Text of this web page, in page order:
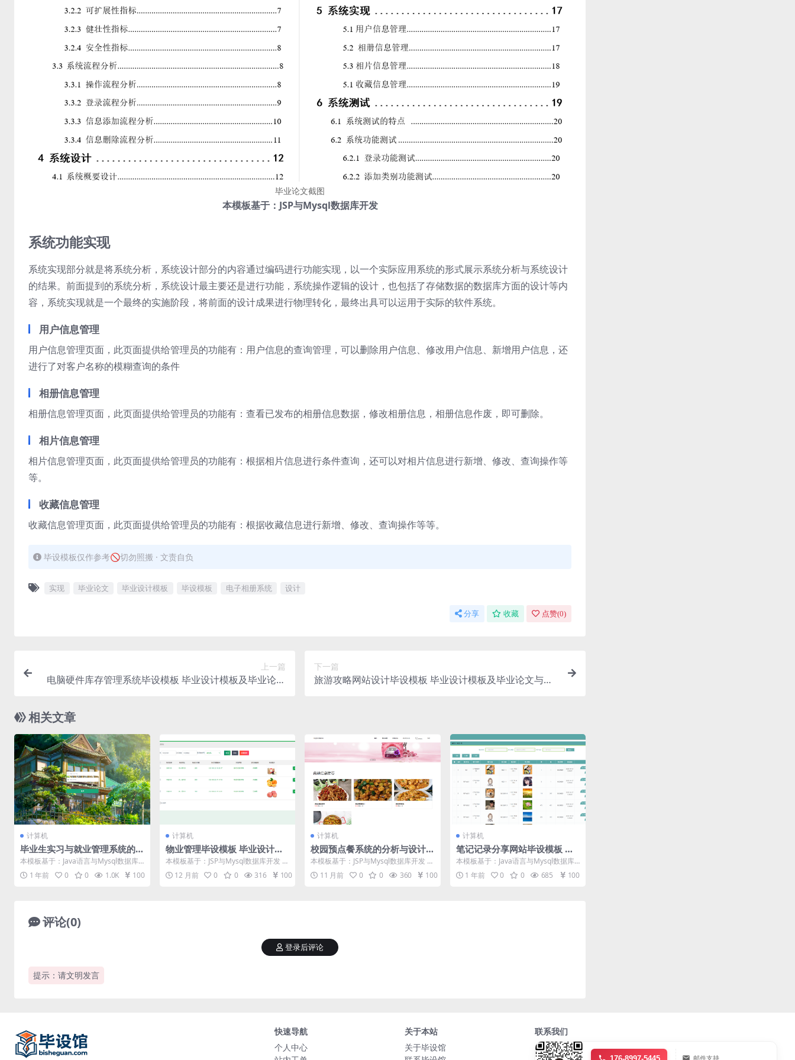
毕业论文截图
本模板基于：JSP与Mysql数据库开发
系统功能实现
系统实现部分就是将系统分析，系统设计部分的内容通过编码进行功能实现，以一个实际应用系统的形式展示系统分析与系统设计
的结果。前面提到的系统分析，系统设计最主要还是进行功能，系统操作逻辑的设计，也包括了存储数据的数据库方面的设计等内
容，系统实现就是一个最终的实施阶段，将前面的设计成果进行物理转化，最终出具可以运用于实际的软件系统。
用户信息管理
用户信息管理页面，此页面提供给管理员的功能有：用户信息的查询管理，可以删除用户信息、修改用户信息、新增用户信息，还
进行了对客户名称的模糊查询的条件
相册信息管理
相册信息管理页面，此页面提供给管理员的功能有：查看已发布的相册信息数据，修改相册信息，相册信息作废，即可删除。
相片信息管理
相片信息管理页面，此页面提供给管理员的功能有：根据相片信息进行条件查询，还可以对相片信息进行新增、修改、查询操作等
等。
收藏信息管理
收藏信息管理页面，此页面提供给管理员的功能有：根据收藏信息进行新增、修改、查询操作等等。
毕设模板仅作参考🚫切勿照搬 · 文责自负
实现 毕业论文 毕业设计模板 毕设模板 电子相册系统 设计
分享 收藏 点赞(0)
上一篇
电脑硬件库存管理系统毕设模板 毕业设计模板及毕业论文
下一篇
旅游攻略网站设计毕设模板 毕业设计模板及毕业论文与任
相关文章
计算机
毕业生实习与就业管理系统的
设计与实现毕设模板 毕业设计
模板及毕业论文与PPT
本模板基于：Java语言与Mysql数据库
开发 系统功能实现 管理员功能介绍
管...1 年前 0 0 1.0K 100
计算机
物业管理毕设模板 毕业设计模
板及毕业论文与开题报告
本模板基于：JSP与Mysql数据库开发 系
统功能实现 进入到这个环节，也就可
以...12 月前 0 0 316 100
计算机
校园预点餐系统的分析与设计
毕设模板 毕业设计模板及毕业
论文与开题报告
本模板基于：JSP与Mysql数据库开发 系
统功能实现 用户功能模块 用户点击进...
11 月前 0 0 360 100
计算机
笔记记录分享网站毕设模板 毕
业设计模板及毕业论文
本模板基于：Java语言与Mysql数据库
开发 系统功能实现 系统实现这个章节
的...1 年前 0 0 685 100
评论(0)
提示：请文明发言
登录后评论
快速导航
个人中心
关于本站
关于毕设馆
联系我们
邮件支持